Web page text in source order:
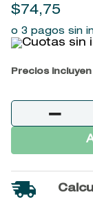
$ 74, 75
o 3 pagos sin
Precios incluyen
－